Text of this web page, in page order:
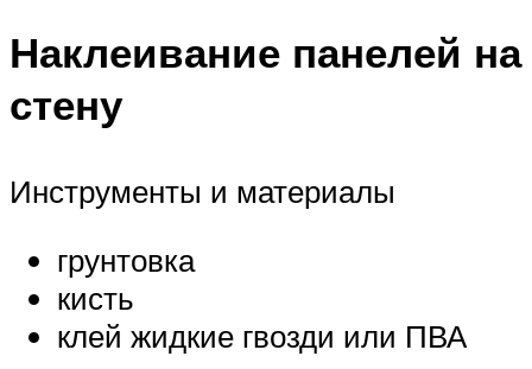
Наклеивание панелей на
стену
Инструменты и материалы
грунтовка
кисть
клей жидкие гвозди или ПВА